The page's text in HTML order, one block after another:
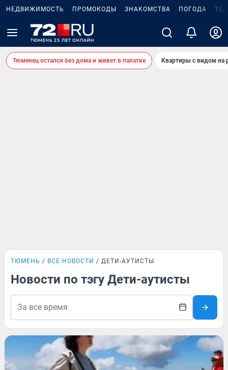
НЕДВИЖИМОСТЬ ПРОМОКОДЫ ЗНАКОМСТВА ПОГОДА
Тюменец остался без дома и живет в палатке Квартиры с видом на
ТЮМЕНЬ ВСЕ НОВОСТИ ДЕТИ-АУТИСТЫ
Новости по тэгу Дети-аутисты